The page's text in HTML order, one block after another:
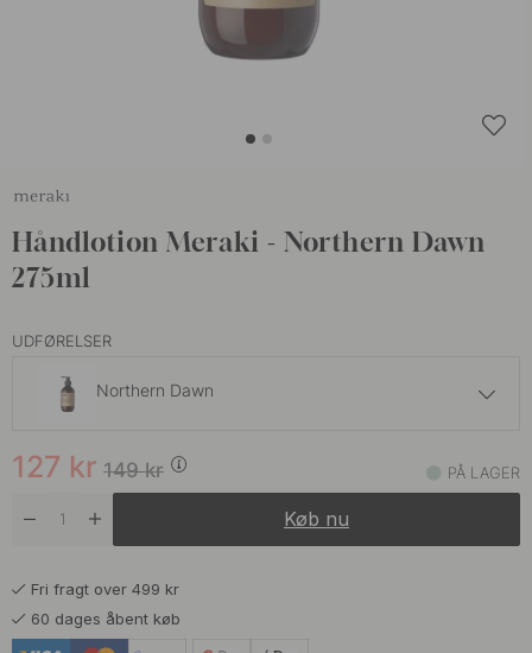
Håndlotion Meraki - Northern Dawn
275ml
UDFØRELSER
Northern Dawn
Harvest Moon På lager
149kr
127 kr PÅ LAGER
Køb nu
Fri fragt over 499 kr
60 dages åbent køb